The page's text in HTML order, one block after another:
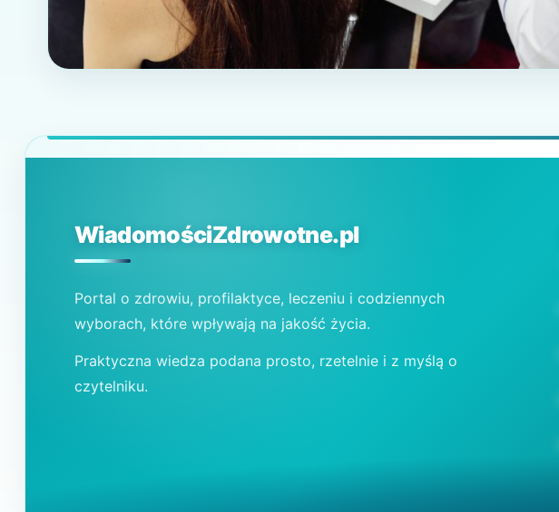
WiadomościZdrowotne.pl
Portal o zdrowiu, profilaktyce, leczeniu i codziennych
wyborach, które wpływają na jakość życia.
Praktyczna wiedza podana prosto, rzetelnie i z myślą o
czytelniku.